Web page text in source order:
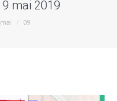
9 mai 2019
mai 09